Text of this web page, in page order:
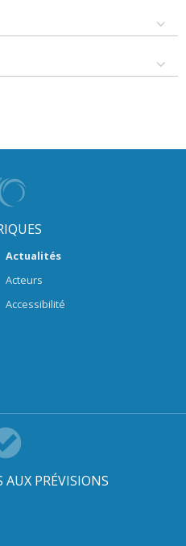
Actualités
Acteurs
Accessibilité
PRÉVISIONS